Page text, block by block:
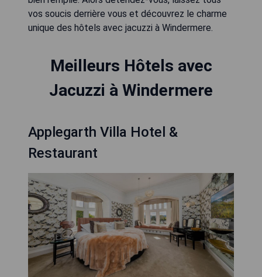
vos soucis derrière vous et découvrez le charme
unique des hôtels avec jacuzzi à Windermere.
Meilleurs Hôtels avec
Jacuzzi à Windermere
Applegarth Villa Hotel &
Restaurant